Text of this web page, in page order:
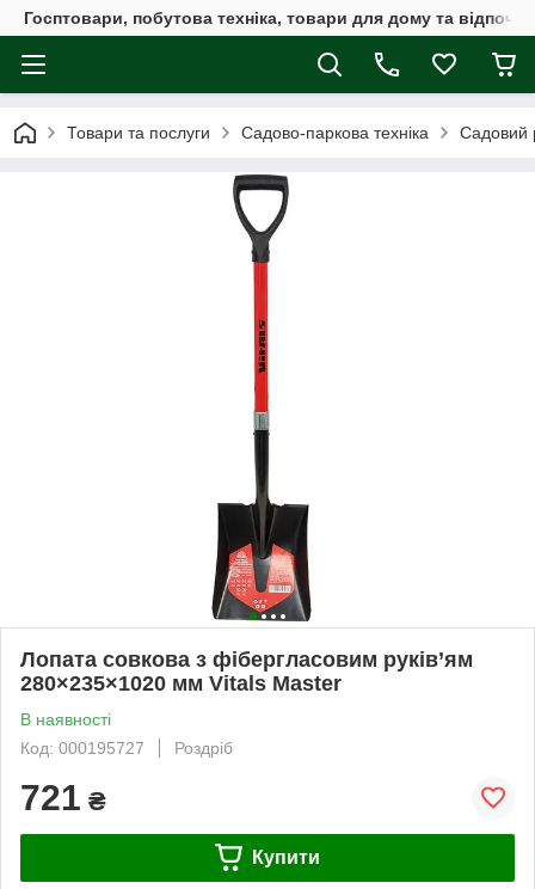
Госптовари, побутова техніка, товари для дому та
Товари та послуги Садово-паркова техніка Садовий
Лопата совкова з фібергласовим руків’ям
280×235×1020 мм Vitals Master
В наявності
Код: 000195727
Роздріб
721 ₴
Купити